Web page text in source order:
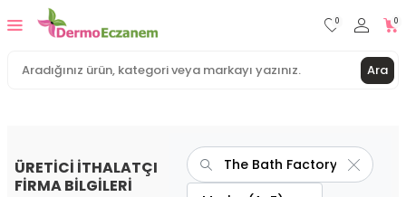
Ara
0 0
ÜRETİCİ İTHALATÇI
FİRMA BİLGİLERİ